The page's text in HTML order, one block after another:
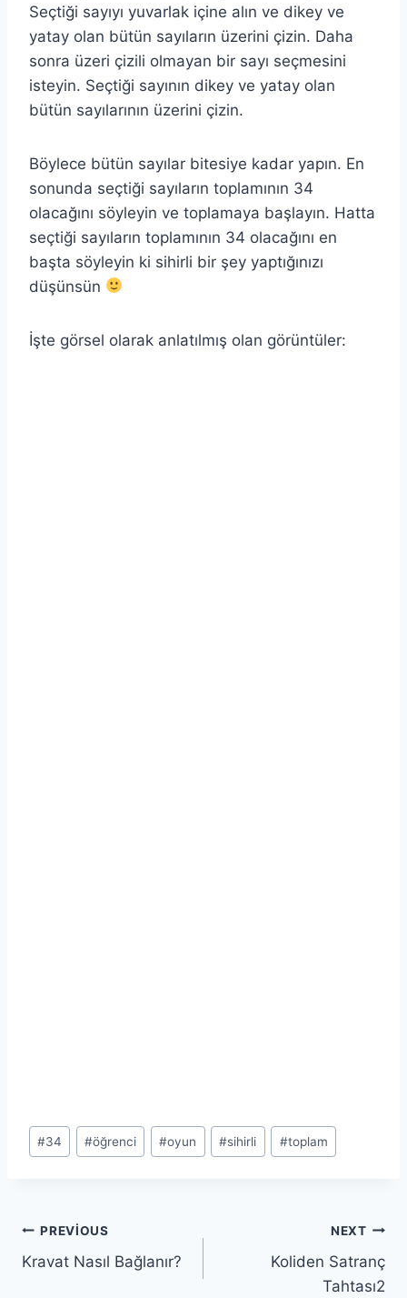
Seçtiği sayıyı yuvarlak içine alın ve dikey ve
yatay olan bütün sayıların üzerini çizin. Daha
sonra üzeri çizili olmayan bir sayı seçmesini
isteyin. Seçtiği sayının dikey ve yatay olan
bütün sayılarının üzerini çizin.
Böylece bütün sayılar bitesiye kadar yapın. En
sonunda seçtiği sayıların toplamının 34
olacağını söyleyin ve toplamaya başlayın. Hatta
seçtiği sayıların toplamının 34 olacağını en
başta söyleyin ki sihirli bir şey yaptığınızı
düşünsün
İşte görsel olarak anlatılmış olan görüntüler:
Post
Tags:
#34 #öğrenci #oyun #sihirli #toplam
Yazı
gezinmesi
PREVIOUS
Kravat Nasıl Bağlanır?
NEXT
Koliden Satranç
Tahtası2